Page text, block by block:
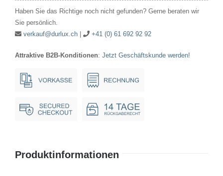
Ba15d
Menge
Haben Sie das Richtige noch nicht gefunden? Gerne beraten wir
Sie persönlich.
verkauf@durlux.ch| +41 (0) 61 692 92 92
Attraktive B2B-Konditionen: Jetzt Geschäftskunde werden!
Produktinformationen